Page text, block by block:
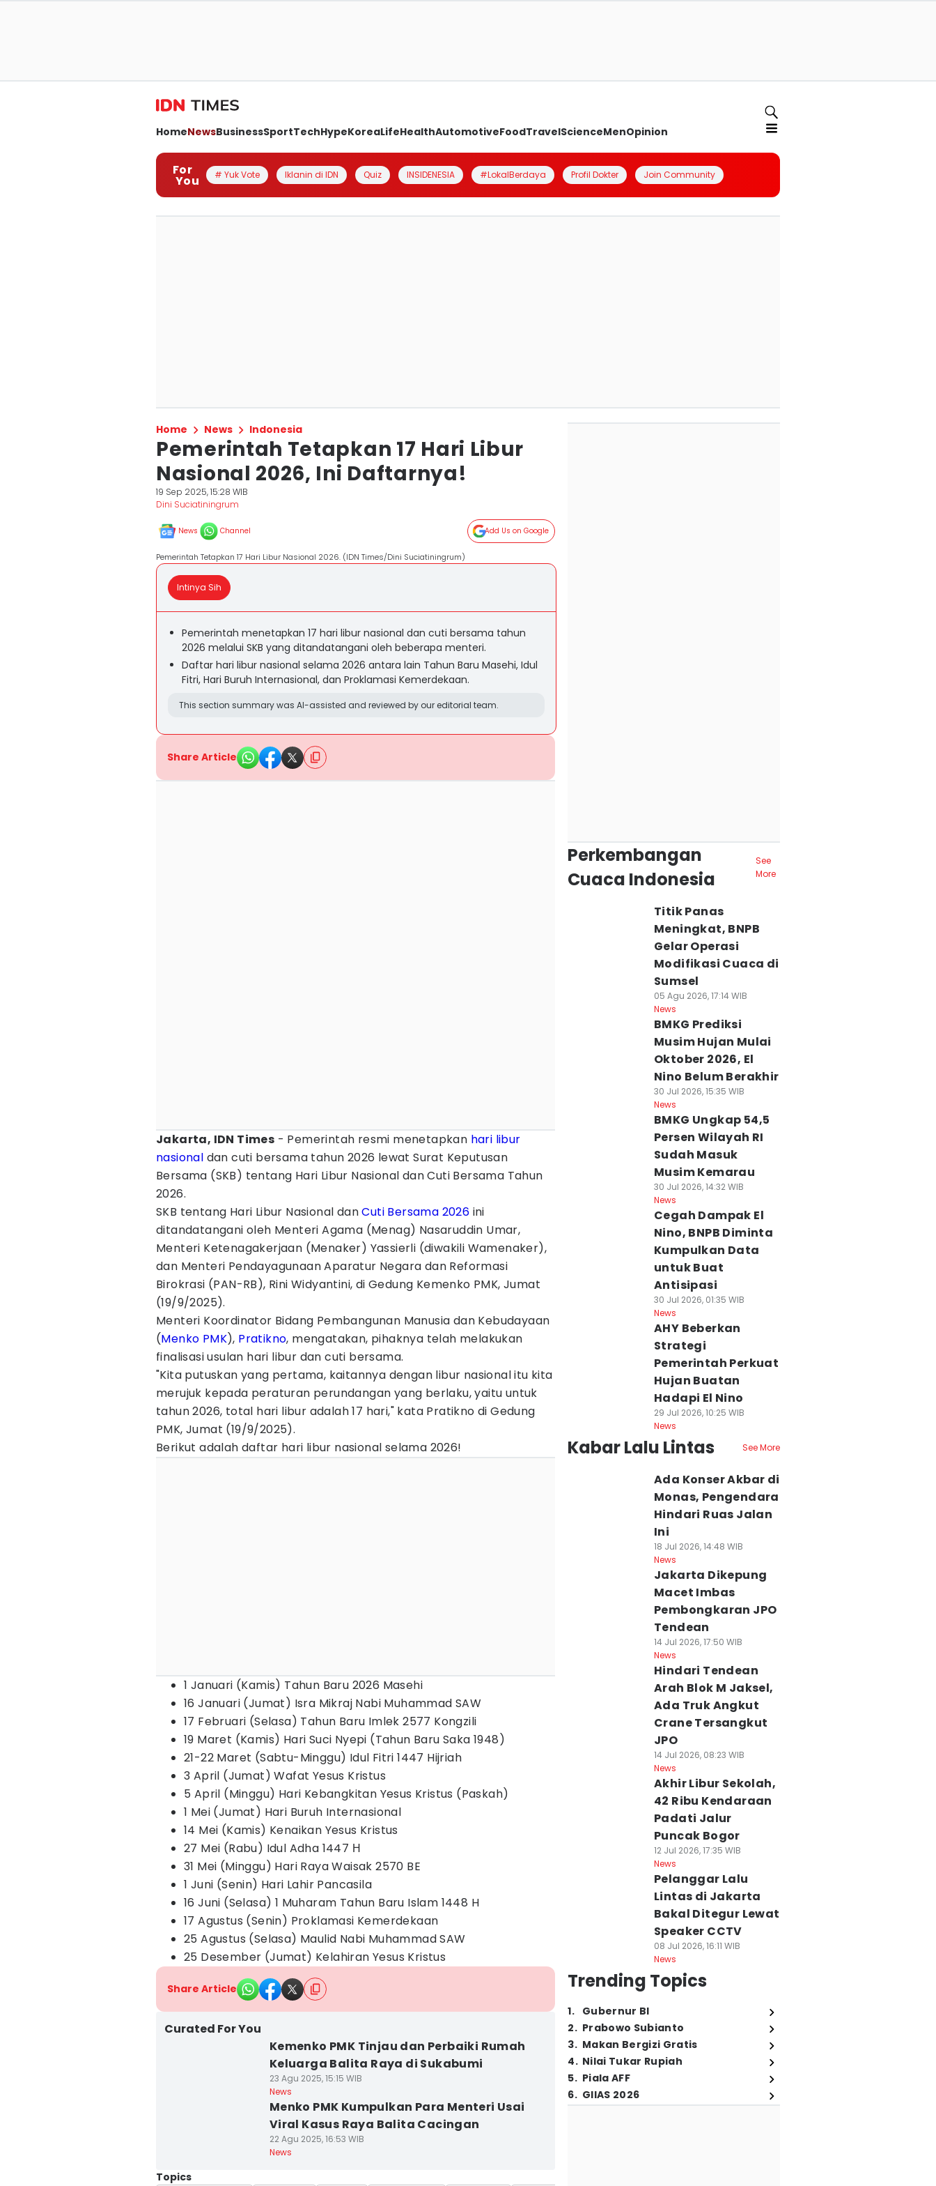
HomeNewsBusinessSportTechHypeKoreaLifeHealthAutomotiveFoodTravelScienceMenOpinion
For
You # Yuk Vote Iklanin di IDN Quiz INSIDENESIA #LokalBerdaya Profil Dokter Join Community
Home News Indonesia
Pemerintah Tetapkan 17 Hari Libur
Nasional 2026, Ini Daftarnya!
19 Sep 2025, 15:28 WIB
Dini Suciatiningrum
News Channel Add Us on Google
Pemerintah Tetapkan 17 Hari Libur Nasional 2026. (IDN Times/Dini Suciatiningrum)
Intinya Sih
Pemerintah menetapkan 17 hari libur nasional dan cuti bersama tahun
2026 melalui SKB yang ditandatangani oleh beberapa menteri.
Daftar hari libur nasional selama 2026 antara lain Tahun Baru Masehi, Idul
Fitri, Hari Buruh Internasional, dan Proklamasi Kemerdekaan.
This section summary was AI-assisted and reviewed by our editorial team.
Share Article
Jakarta, IDN Times - Pemerintah resmi menetapkan hari libur
nasional dan cuti bersama tahun 2026 lewat Surat Keputusan
Bersama (SKB) tentang Hari Libur Nasional dan Cuti Bersama Tahun
2026.
SKB tentang Hari Libur Nasional danCuti Bersama 2026 ini
ditandatangani oleh Menteri Agama (Menag) Nasaruddin Umar,
Menteri Ketenagakerjaan (Menaker) Yassierli (diwakili Wamenaker),
dan Menteri Pendayagunaan Aparatur Negara dan Reformasi
Birokrasi (PAN-RB), Rini Widyantini, di Gedung Kemenko PMK, Jumat
(19/9/2025).
Menteri Koordinator Bidang Pembangunan Manusia dan Kebudayaan
(Menko PMK), Pratikno, mengatakan, pihaknya telah melakukan
finalisasi usulan hari libur dan cuti bersama.
"Kita putuskan yang pertama, kaitannya dengan libur nasional itu kita
merujuk kepada peraturan perundangan yang berlaku, yaitu untuk
tahun 2026, total hari libur adalah 17 hari," kata Pratikno di Gedung
PMK, Jumat (19/9/2025).
Berikut adalah daftar hari libur nasional selama 2026!
1 Januari (Kamis) Tahun Baru 2026 Masehi
16 Januari (Jumat) Isra Mikraj Nabi Muhammad SAW
17 Februari (Selasa) Tahun Baru Imlek 2577 Kongzili
19 Maret (Kamis) Hari Suci Nyepi (Tahun Baru Saka 1948)
21-22 Maret (Sabtu-Minggu) Idul Fitri 1447 Hijriah
3 April (Jumat) Wafat Yesus Kristus
5 April (Minggu) Hari Kebangkitan Yesus Kristus (Paskah)
1 Mei (Jumat) Hari Buruh Internasional
14 Mei (Kamis) Kenaikan Yesus Kristus
27 Mei (Rabu) Idul Adha 1447 Η
31 Mei (Minggu) Hari Raya Waisak 2570 BE
1 Juni (Senin) Hari Lahir Pancasila
16 Juni (Selasa) 1 Muharam Tahun Baru Islam 1448 H
17 Agustus (Senin) Proklamasi Kemerdekaan
25 Agustus (Selasa) Maulid Nabi Muhammad SAW
25 Desember (Jumat) Kelahiran Yesus Kristus
Share Article
Curated For You
Kemenko PMK Tinjau dan Perbaiki Rumah
Keluarga Balita Raya di Sukabumi
23 Agu 2025, 15:15 WIB
News
Menko PMK Kumpulkan Para Menteri Usai
Viral Kasus Raya Balita Cacingan
22 Agu 2025, 16:53 WIB
News
Topics
Perkembangan
Cuaca Indonesia
See
More
Titik Panas
Meningkat, BNPB
Gelar Operasi
Modifikasi Cuaca di
Sumsel
05 Agu 2026, 17:14 WIB
News
BMKG Prediksi
Musim Hujan Mulai
Oktober 2026, El
Nino Belum Berakhir
30 Jul 2026, 15:35 WIB
News
BMKG Ungkap 54,5
Persen Wilayah RI
Sudah Masuk
Musim Kemarau
30 Jul 2026, 14:32 WIB
News
Cegah Dampak El
Nino, BNPB Diminta
Kumpulkan Data
untuk Buat
Antisipasi
30 Jul 2026, 01:35 WIB
News
AHY Beberkan
Strategi
Pemerintah Perkuat
Hujan Buatan
Hadapi El Nino
29 Jul 2026, 10:25 WIB
News
Kabar Lalu Lintas See More
Ada Konser Akbar di
Monas, Pengendara
Hindari Ruas Jalan
Ini
18 Jul 2026, 14:48 WIB
News
Jakarta Dikepung
Macet Imbas
Pembongkaran JPO
Tendean
14 Jul 2026, 17:50 WIB
News
Hindari Tendean
Arah Blok M Jaksel,
Ada Truk Angkut
Crane Tersangkut
JPO
14 Jul 2026, 08:23 WIB
News
Akhir Libur Sekolah,
42 Ribu Kendaraan
Padati Jalur
Puncak Bogor
12 Jul 2026, 17:35 WIB
News
Pelanggar Lalu
Lintas di Jakarta
Bakal Ditegur Lewat
Speaker CCTV
08 Jul 2026, 16:11 WIB
News
Trending Topics
1. Gubernur BI
2. Prabowo Subianto
3. Makan Bergizi Gratis
4. Nilai Tukar Rupiah
5. Piala AFF
6. GIIAS 2026